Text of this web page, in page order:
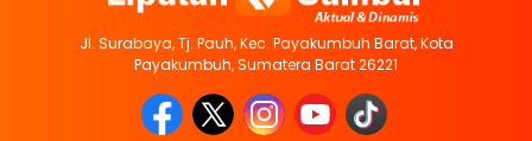
Jl. Surabaya, Tj. Pauh, Kec. Payakumbuh Barat, Kota
Payakumbuh, Sumatera Barat 26221